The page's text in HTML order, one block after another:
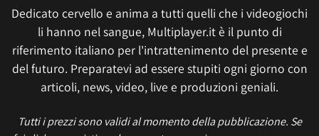
Dedicato cervello e anima a tutti quelli che i videogiochi
li hanno nel sangue, Multiplayer.it è il punto di
riferimento italiano per l'intrattenimento del presente e
del futuro. Preparatevi ad essere stupiti ogni giorno con
articoli, news, video, live e produzioni geniali.
Tutti i prezzi sono validi al momento della pubblicazione. Se